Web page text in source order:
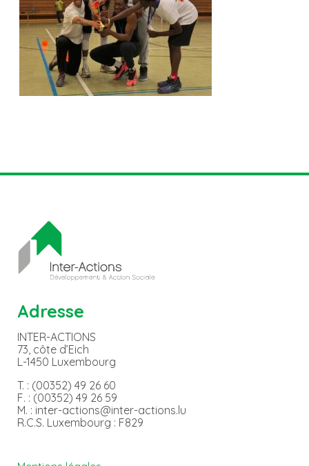
Adresse
INTER-ACTIONS
73, côte d’Eich
L-1450 Luxembourg
T. : (00352) 49 26 60
F. : (00352) 49 26 59
M. : inter-actions@inter-actions.lu
R.C.S. Luxembourg : F829